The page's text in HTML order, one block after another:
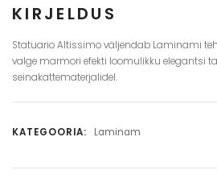
KIRJELDUS
Statuario Altissimo väljendab Laminami
valge marmori efekti loomulikku elegantsi
seinakattematerjalidel.
KATEGOORIA: Laminam